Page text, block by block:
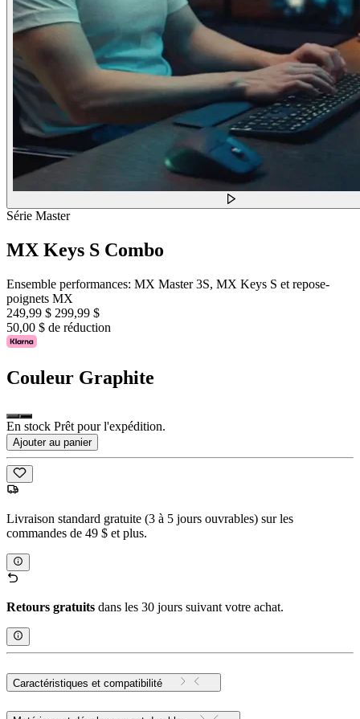
Série Master
MX Keys S Combo
Ensemble performances: MX Master 3S, MX Keys S et repose-
poignets MX
249,99 $ 299,99 $
50,00 $ de réduction
Couleur Graphite
En stock Prêt pour l'expédition.
Ajouter au panier
Livraison standard gratuite (3 à 5 jours ouvrables) sur les
commandes de 49 $ et plus.
Retours gratuits dans les 30 jours suivant votre achat.
Caractéristiques et compatibilité